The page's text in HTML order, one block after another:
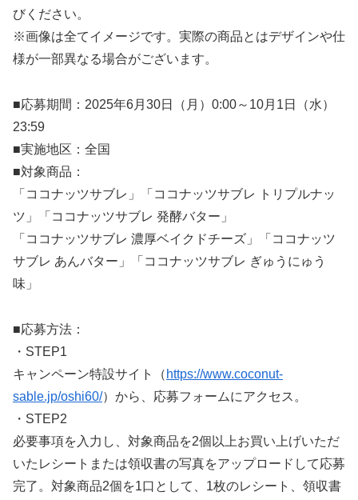
びください。
※画像は全てイメージです。実際の商品とはデザインや仕
様が一部異なる場合がございます。
■応募期間：2025年6月30日（月）0:00～10月1日（水）
23:59
■実施地区：全国
■対象商品：
「ココナッツサブレ」「ココナッツサブレ トリプルナッ
ツ」「ココナッツサブレ 発酵バター」
「ココナッツサブレ 濃厚ベイクドチーズ」「ココナッツ
サブレ あんバター」「ココナッツサブレ ぎゅうにゅう
味」
■応募方法：
・STEP1
キャンペーン特設サイト（ https://www.coconut-
sable.jp/oshi60/）から、応募フォームにアクセス。
・STEP2
必要事項を入力し、対象商品を2個以上お買い上げいただ
いたレシートまたは領収書の写真をアップロードして応募
完了。対象商品2個を1口として、1枚のレシート、領収書